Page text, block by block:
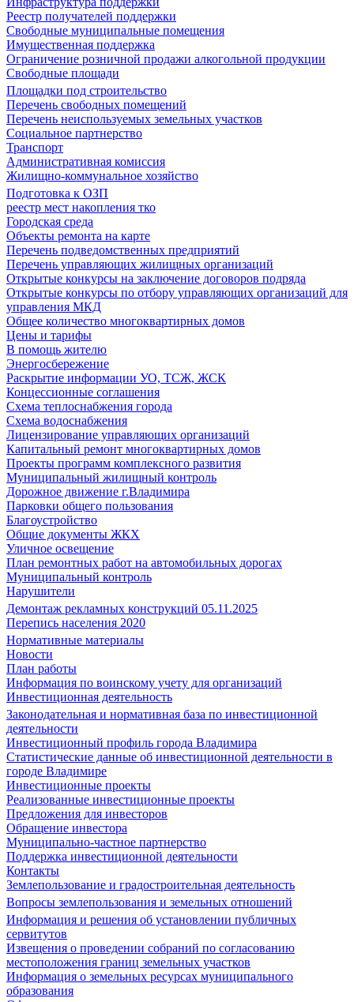
Реестр получателей поддержки
Свободные муниципальные помещения
Имущественная поддержка
Ограничение розничной продажи алкогольной продукции
Свободные площади
Площадки под строительство
Перечень свободных помещений
Перечень неиспользуемых земельных участков
Социальное партнерство
Транспорт
Административная комиссия
Жилищно-коммунальное хозяйство
Подготовка к ОЗП
реестр мест накопления тко
Городская среда
Объекты ремонта на карте
Перечень подведомственных предприятий
Перечень управляющих жилищных организаций
Открытые конкурсы на заключение договоров подряда
Открытые конкурсы по отбору управляющих организаций для
управления МКД
Общее количество многоквартирных домов
Цены и тарифы
В помощь жителю
Энергосбережение
Раскрытие информации УО, ТСЖ, ЖСК
Концессионные соглашения
Схема теплоснабжения города
Схема водоснабжения
Лицензирование управляющих организаций
Капитальный ремонт многоквартирных домов
Проекты программ комплексного развития
Муниципальный жилищный контроль
Дорожное движение г.Владимира
Парковки общего пользования
Благоустройство
Общие документы ЖКХ
Уличное освещение
План ремонтных работ на автомобильных дорогах
Муниципальный контроль
Нарушители
Демонтаж рекламных конструкций 05.11.2025
Перепись населения 2020
Нормативные материалы
Новости
План работы
Информация по воинскому учету для организаций
Инвестиционная деятельность
Законодательная и нормативная база по инвестиционной
деятельности
Инвестиционный профиль города Владимира
Статистические данные об инвестиционной деятельности в
городе Владимире
Инвестиционные проекты
Реализованные инвестиционные проекты
Предложения для инвесторов
Обращение инвестора
Муниципально-частное партнерство
Поддержка инвестиционной деятельности
Контакты
Землепользование и градостроительная деятельность
Вопросы землепользования и земельных отношений
Информация и решения об установлении публичных
сервитутов
Извещения о проведении собраний по согласованию
местоположения границ земельных участков
Информация о земельных ресурсах муниципального
образования